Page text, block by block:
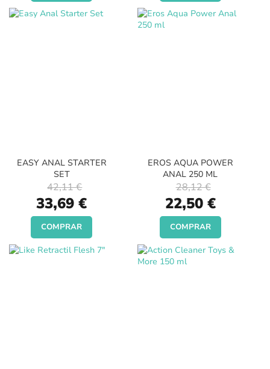
EASY ANAL STARTER
SET
Special
Price
33,69 €
42,11 €
COMPRAR
EROS AQUA POWER
ANAL 250 ML
Special
Price
22,50 €
28,12 €
COMPRAR